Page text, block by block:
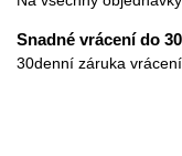
Snadné vrácení do
30denní záruka